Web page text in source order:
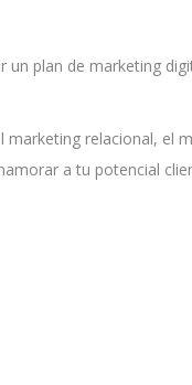
un plan de marketing
relacional, el
a tu potencial